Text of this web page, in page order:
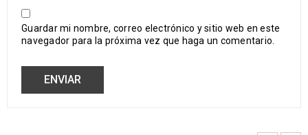
Guardar mi nombre, correo electrónico y sitio web en este
navegador para la próxima vez que haga un comentario.